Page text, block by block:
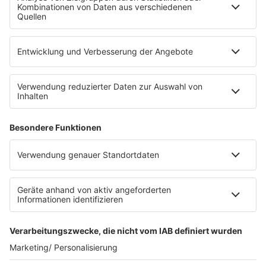
Die Uniklinik Tübingen hat ein neues Fahrradparkhaus
eröffnet. Direkt an der Medizinischen Klinik bietet es
E-Bikes über eine Photovoltaikanlage auf dem …
Impressum
Datenschutzerklärung
Datenschutzeinstellungen